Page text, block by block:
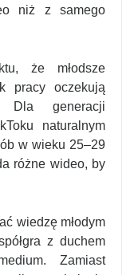
niż z samego
że młodsze
pracy oczekują
Dla generacji
naturalnym
w wieku 25–29
różne wideo, by
wiedzę młodym
z duchem
Zamiast